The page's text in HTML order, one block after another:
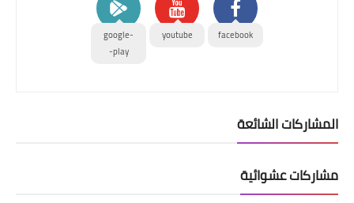
facebook
youtube
google-
play-
المشاركات الشائعة
مشاركات عشوائية